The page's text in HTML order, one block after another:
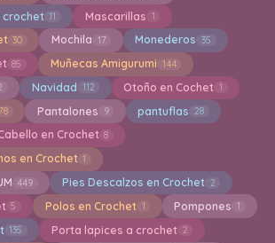
crochet 11 Mascarillas 1
30 Mochila 17 Monederos 35
85 Muñecas Amigurumi 144
Navidad 112 Otoño en Cochet 1
78 Pantalones 9 pantuflas 28
en Crochet 8
en Crochet 1
449 Pies Descalzos en Crochet 2
5 Polos en Crochet 1 Pompones 1
135 Porta lapices a crochet 2